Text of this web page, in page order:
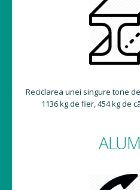
Reciclarea unei singure tone
1136 kg de fier, 454 kg de